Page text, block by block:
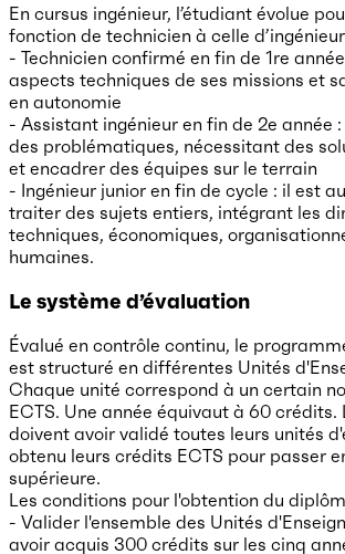
En cursus ingénieur, l’étudiant évolue
fonction de technicien à celle
- Technicien confirmé en fin de 1re
aspects techniques de ses missions et
en autonomie
- Assistant ingénieur en fin de 2e année
des problématiques, nécessitant des
et encadrer des équipes sur le terrain
- Ingénieur junior en fin de cycle : il est
traiter des sujets entiers, intégrant les
techniques, économiques,
humaines.
Le système d’évaluation
Évalué en contrôle continu, le
est structuré en différentes Unités
Chaque unité correspond à un certain
ECTS. Une année équivaut à 60 crédits.
doivent avoir validé toutes leurs unités
obtenu leurs crédits ECTS pour passer
supérieure.
Les conditions pour l'obtention du
- Valider l'ensemble des Unités
avoir acquis 300 crédits sur les cinq